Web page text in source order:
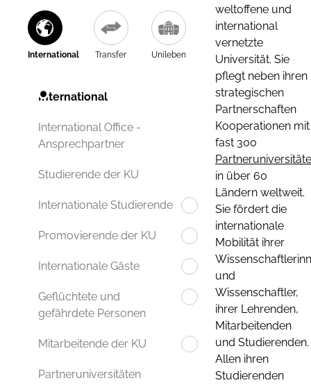
International Transfer Unileben
International
International Office -
Ansprechpartner
Studierende der KU
Internationale Studierende
Promovierende der KU
Internationale Gäste
Geflüchtete und
gefährdete Personen
Mitarbeitende der KU
Partneruniversitäten
weltoffene und
international
vernetzte
Universität. Sie
pflegt neben ihren
strategischen
Partnerschaften
Kooperationen mit
fast 300
in über 60
Ländern weltweit.
Sie fördert die
internationale
Mobilität ihrer
und
Wissenschaftler,
ihrer Lehrenden,
Mitarbeitenden
und Studierenden.
Allen ihren
Studierenden